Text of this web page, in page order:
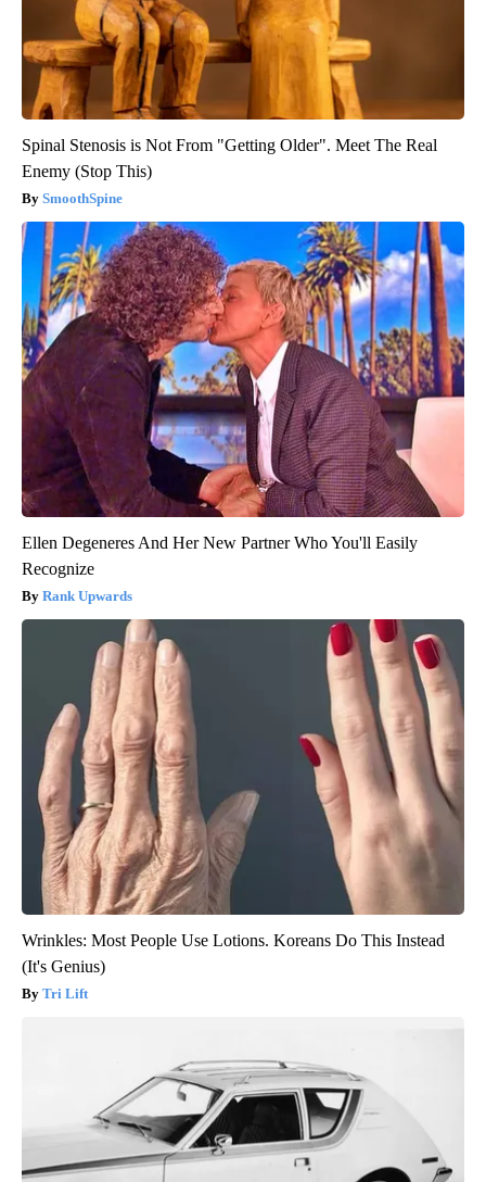
Spinal Stenosis is Not From "Getting Older". Meet The Real
Enemy (Stop This)
SmoothSpine
Ellen Degeneres And Her New Partner Who You'll Easily
Recognize
Rank Upwards
Wrinkles: Most People Use Lotions. Koreans Do This Instead
(It's Genius)
Tri Lift